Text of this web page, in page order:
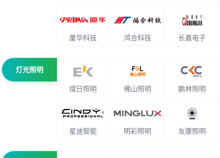
厦华科技 鸿合科技 长嘉电子
灯光照明
熠日照明 佛山照明 鹏林照明
星迪智能 明彩照明 友康照明